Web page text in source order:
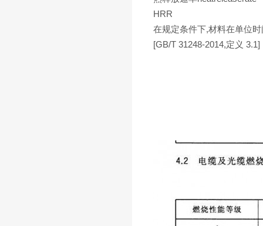
HRR
在规定条件下,材料在单位
[GB/T 31248-2014,定义 3.1]